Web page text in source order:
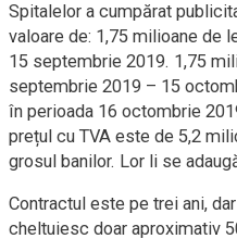
Spitalelor a cumpărat
valoare de: 1,75 milioane de
15 septembrie 2019. 1,75
septembrie 2019 – 15
în perioada 16 octombrie
prețul cu TVA este de 5,2
grosul banilor. Lor li se
Contractul este pe trei ani,
cheltuiesc doar aproximativ